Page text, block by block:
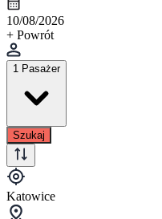
10/08/2026
+ Powrót
1 Pasażer
Szukaj
Katowice